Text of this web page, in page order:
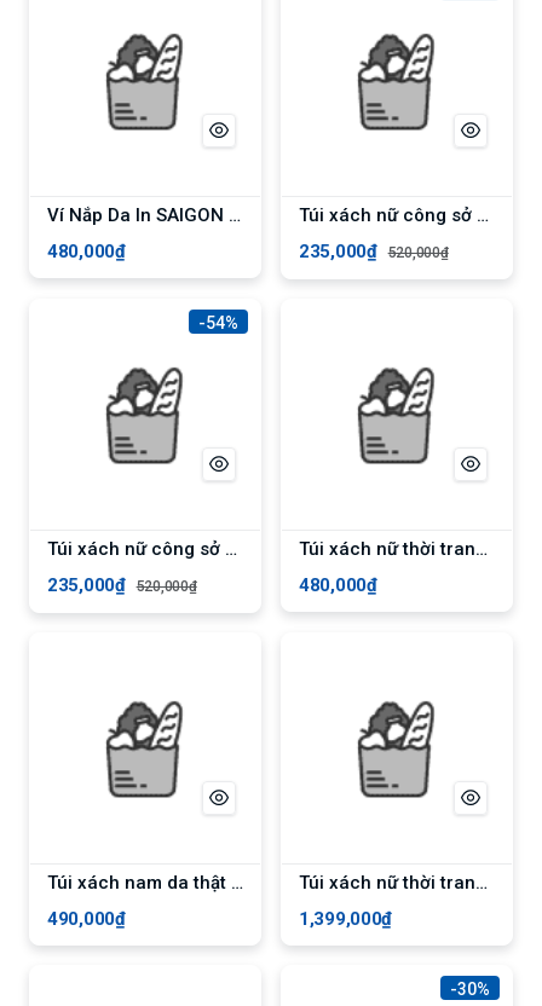
Ví Nắp Da In SAIGON SWAGGER Eclipse Short Flap Wallet
480,000₫
Túi xách nữ công sở cỡ lớn YUUMY YTX20 - Nâu
235,000₫
520,000₫
-54%
Túi xách nữ công sở cỡ lớn YUUMY YTX20 - Bò
235,000₫
520,000₫
Túi xách nữ thời trang công sở cao cấp phong cách mới - Trắng
480,000₫
Túi xách nam da thật cao cấp phong cách mới - Màu Xanh
490,000₫
Túi xách nữ thời trang cao cấp ELLY- EL147 - Vàng
1,399,000₫
-30%